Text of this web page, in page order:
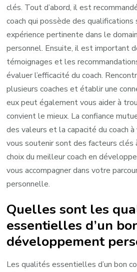
clés. Tout d’abord, il est
coach qui possède des
expérience pertinente dans le
personnel. Ensuite, il est important
témoignages et les
évaluer l’efficacité du coach.
plusieurs coaches et établir une
eux peut également vous aider à
convient le mieux. La confiance
des valeurs et la capacité du coach
vous soutenir sont des facteurs clés
choix du meilleur coach en
vous accompagner dans votre
personnelle.
Quelles sont les
essentielles d’un
développement
Les qualités essentielles d’un bon